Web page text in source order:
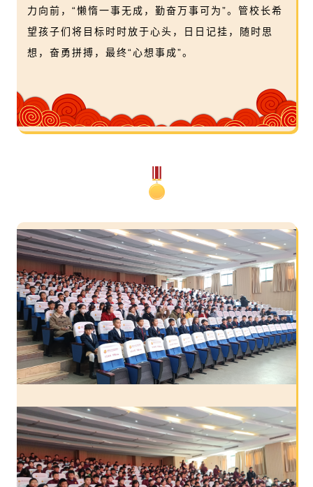
力向前，“懒惰一事无成，勤奋万事可为”。管校长希
望孩子们将目标时时放于心头，日日记挂，随时思
想，奋勇拼搏，最终“心想事成”。